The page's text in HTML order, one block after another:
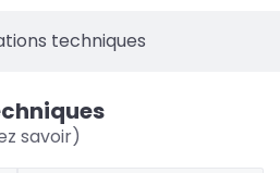
techniques
savoir)